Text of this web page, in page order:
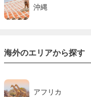
沖縄
海外のエリアから探す
アフリカ